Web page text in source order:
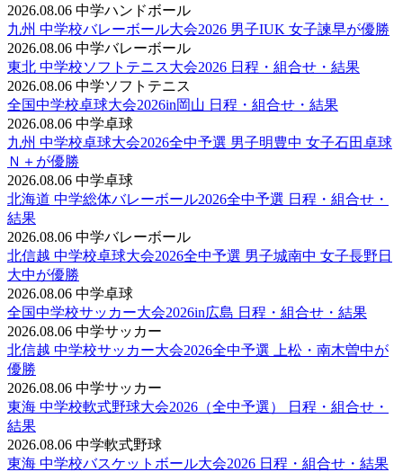
2026.08.06 中学ハンドボール
九州 中学校バレーボール大会2026 男子IUK 女子諫早が優勝
2026.08.06 中学バレーボール
東北 中学校ソフトテニス大会2026 日程・組合せ・結果
2026.08.06 中学ソフトテニス
全国中学校卓球大会2026in岡山 日程・組合せ・結果
2026.08.06 中学卓球
九州 中学校卓球大会2026全中予選 男子明豊中 女子石田卓球
Ｎ＋が優勝
2026.08.06 中学卓球
北海道 中学総体バレーボール2026全中予選 日程・組合せ・
結果
2026.08.06 中学バレーボール
北信越 中学校卓球大会2026全中予選 男子城南中 女子長野日
大中が優勝
2026.08.06 中学卓球
全国中学校サッカー大会2026in広島 日程・組合せ・結果
2026.08.06 中学サッカー
北信越 中学校サッカー大会2026全中予選 上松・南木曽中が
優勝
2026.08.06 中学サッカー
東海 中学校軟式野球大会2026（全中予選） 日程・組合せ・
結果
2026.08.06 中学軟式野球
東海 中学校バスケットボール大会2026 日程・組合せ・結果